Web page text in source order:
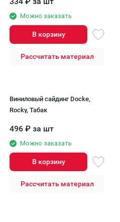
Можно заказать
В корзину
Рассчитать материал
Виниловый сайдинг Docke,
Rocky, Табак
496 ₽ за шт
Можно заказать
В корзину
Рассчитать материал